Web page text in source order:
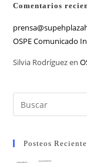
Comentarios
OSPE Comunicado
Silvia Rodríguezen
Posteos